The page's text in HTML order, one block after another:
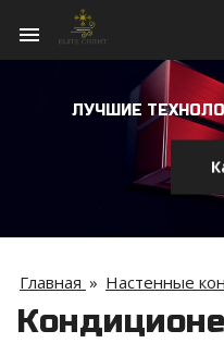
menu
ЛУЧШИЕ
Главная » Настенные